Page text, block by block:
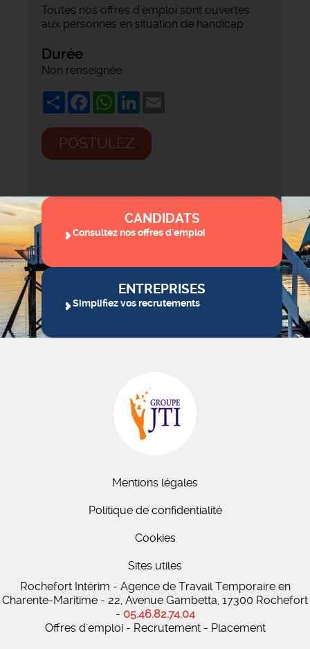
Toutes nos offres d’emploi sont ouvertes
aux personnes en situation de handicap.
Durée
Non renseignée
ShareFacebookWhatsApp
LinkedIn
POSTULEZ
CANDIDATS
Consultez nos offres d'emploi
ENTREPRISES
Simplifiez vos recrutements
Mentions légales
Politique de confidentialité
Cookies
Sites utiles
Rochefort Intérim - Agence de Travail Temporaire en
Charente-Maritime - 22, Avenue Gambetta, 17300 Rochefort
- 05.46.82.74.04
Offres d'emploi - Recrutement - Placement